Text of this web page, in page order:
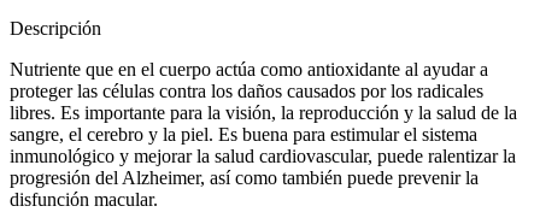
Descripción
Nutriente que en el cuerpo actúa como antioxidante al ayudar a
proteger las células contra los daños causados por los radicales
libres. Es importante para la visión, la reproducción y la salud de la
sangre, el cerebro y la piel. Es buena para estimular el sistema
inmunológico y mejorar la salud cardiovascular, puede ralentizar la
progresión del Alzheimer, así como también puede prevenir la
disfunción macular.